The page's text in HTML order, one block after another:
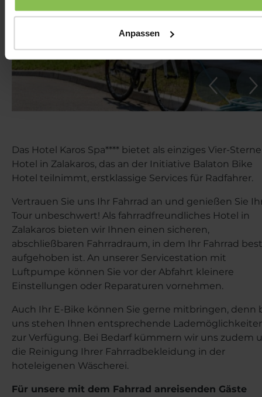
Anpassen
Das Hotel Karos Spa**** bietet als einziges Vier-
Hotel in Zalakaros, das an der Initiative Balaton Bike
Hotel teilnimmt, erstklassige Services für Radfahrer.
Vertrauen Sie uns Ihr Fahrrad an und genießen Sie
Tour unbeschwert! Als fahrradfreundliches Hotel in
Zalakaros bieten wir Ihnen einen sicheren,
abschließbaren Fahrradraum, in dem Ihr Fahrrad
aufgehoben ist. An unserer Servicestation mit
Luftpumpe können Sie vor der Abfahrt kleinere
Einstellungen oder Reparaturen vornehmen.
Auch Ihr E-Bike können Sie gerne mitbringen, denn
uns stehen Ihnen entsprechende
zur Verfügung. Bei Bedarf kümmern wir uns zudem
die Reinigung Ihrer Fahrradbekleidung in der
hoteleigenen Wäscherei.
Für unsere mit dem Fahrrad anreisenden Gäste